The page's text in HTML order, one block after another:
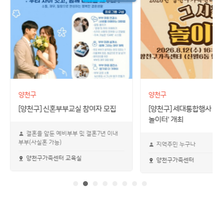
양천구
[양천구] 신혼부부교실 참여자 모집
결혼을 앞둔 예비부부 및 결혼7년 이내
부부(사실혼 가능)
양천구가족센터 교육실
양천구
[양천구] 세대통합행사 '
놀이터' 개최
지역주민 누구나
양천구가족센터